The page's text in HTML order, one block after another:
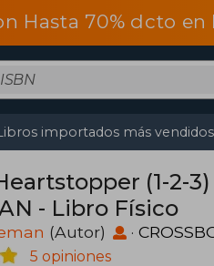
Hasta 70% dcto
importados más vendidos
(1-2-
- Libro Físico
(Autor) ·
5 opiniones